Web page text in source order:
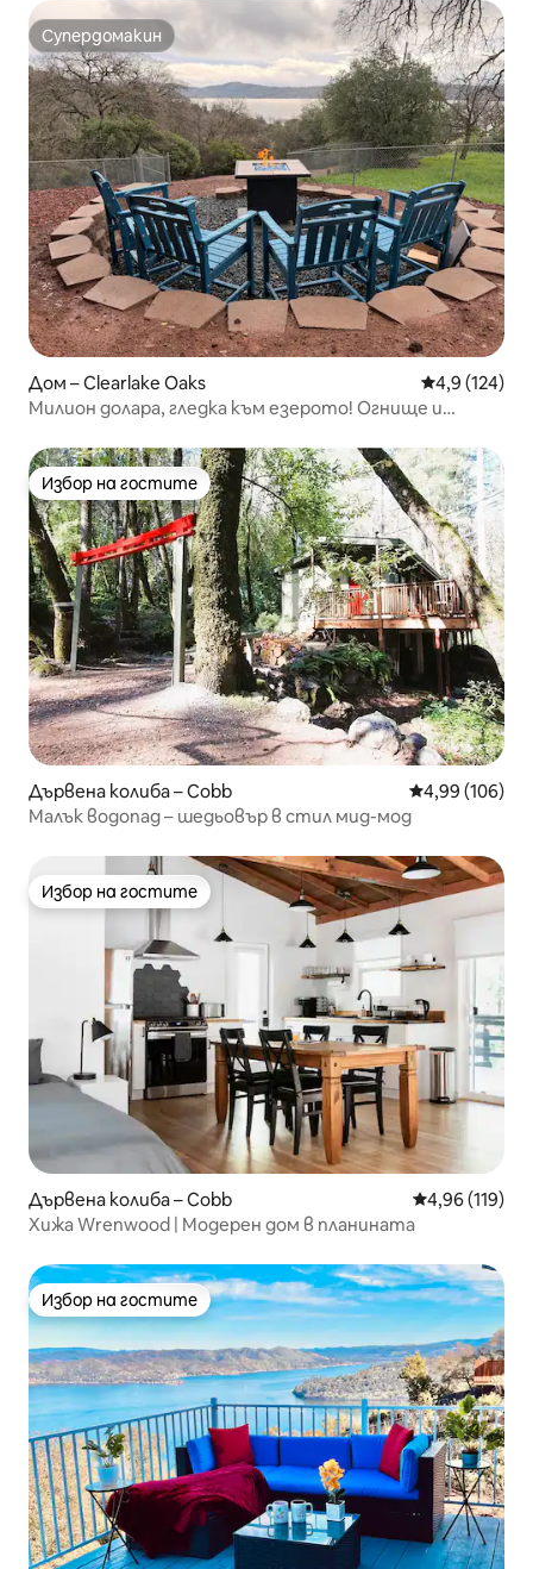
Супердомакин
Супердомакин
Дом – Clearlake Oaks Средна
4,9 (124)
Милион долара, гледка към езерото! Огнище и
Избор на гостите
Избор на гостите
Дървена колиба – Cobb Средна
4,99 (106)
Малък водопад – шедьовър в стил мид-мод
Избор на гостите
Избор на гостите
Дървена колиба – Cobb Средна
4,96 (119)
Хижа Wrenwood | Модерен дом в планината
Избор на гостите
Избор на гостите